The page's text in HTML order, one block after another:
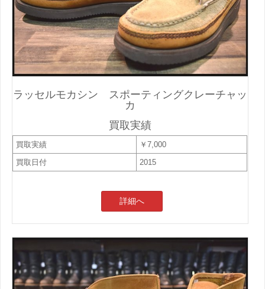
ラッセルモカシン スポーティングクレーチャッ
カ
買取実績
買取実績
￥7,000
買取日付
2015
詳細へ